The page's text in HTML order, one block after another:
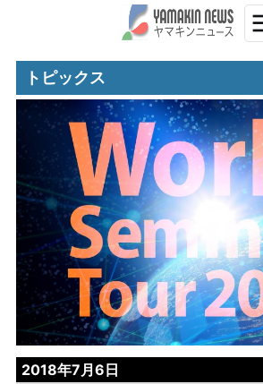
トピックス
2018年7月6日